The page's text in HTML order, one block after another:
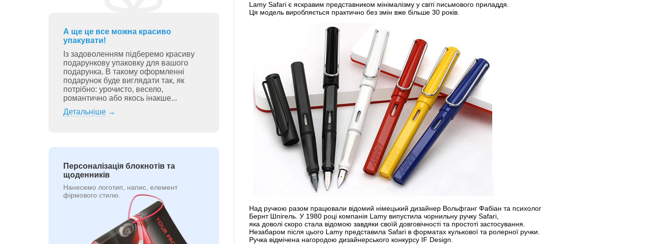
А ще це все можна красиво
упакувати!
Із задоволенням підберемо красиву
подарункову упаковку для вашого
подарунка. В такому оформленні
подарунок буде виглядати так, як
потрібно: урочисто, весело,
романтично або якось інакше...
Детальніше→
Персоналізація блокнотів та
щоденників
Нанесемо логотип, напис, елемент
фірмового стилю.
Lamy Safari є яскравим представником мінімалізму у світі письмового приладдя.
Ця модель виробляється практично без змін вже більше 30 років.
Над ручкою разом працювали відомий німецький дизайнер Вольфганг Фабіан та психолог
Бернт Шпігель. У 1980 році компанія Lamy випустила чорнильну ручку Safari,
яка доволі скоро стала відомою завдяки своїй довговічності та простоті застосування.
Незабаром після цього Lamy представила Safari в форматах кулькової та ролерної ручки.
Ручка відмічена нагородою дизайнерського конкурсу IF Design.